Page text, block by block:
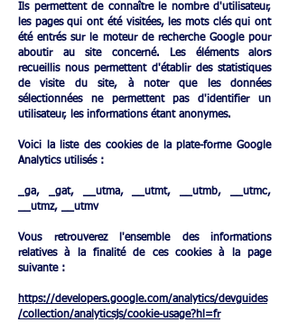
Ils permettent de connaître le nombre d'utilisateur,
les pages qui ont été visitées, les mots clés qui ont
été entrés sur le moteur de recherche Google pour
aboutir au site concerné. Les éléments alors
recueillis nous permettent d'établir des statistiques
de visite du site, à noter que les données
sélectionnées ne permettent pas d'identifier un
utilisateur, les informations étant anonymes.
Voici la liste des cookies de la plate-forme Google
Analytics utilisés :
_ga, _gat, __utma, __utmt, __utmb, __utmc,
__utmz, __utmv
Vous retrouverez l'ensemble des informations
relatives à la finalité de ces cookies à la page
suivante :
https://developers.google.com/analytics/devguides
/collection/analyticsjs/cookie-usage?hl=fr